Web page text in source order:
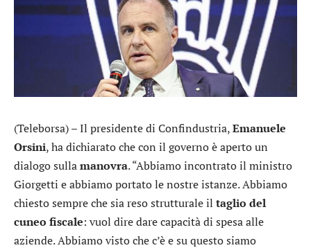
(Teleborsa) – Il presidente di Confindustria,Emanuele
Orsini, ha dichiarato che con il governo è aperto un
dialogo sullamanovra. “Abbiamo incontrato il ministro
Giorgetti e abbiamo portato le nostre istanze. Abbiamo
chiesto sempre che sia reso strutturale il taglio del
cuneo fiscale: vuol dire dare capacità di spesa alle
aziende. Abbiamo visto che c’è e su questo siamo